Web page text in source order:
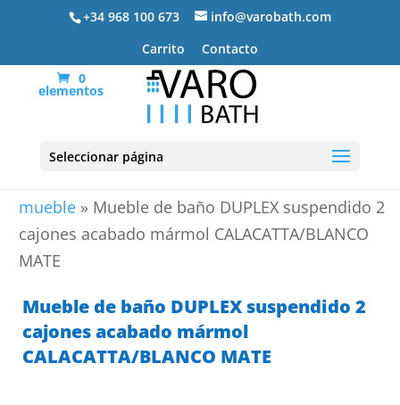
+34 968 100 673
info@varobath.com
Carrito
Contacto
0
elementos
Seleccionar página
mueble » Mueble de baño DUPLEX suspendido 2
cajones acabado mármol CALACATTA/BLANCO
MATE
Mueble de baño DUPLEX suspendido 2
cajones acabado mármol
CALACATTA/BLANCO MATE